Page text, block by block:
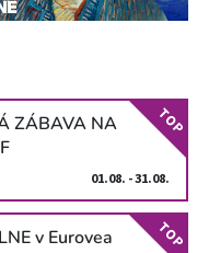
ZÁBAVA NA
01.08. - 31.08.
TOP
v Eurovea TOP